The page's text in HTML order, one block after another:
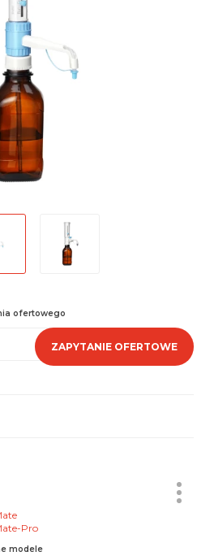
ofertowego
ZAPYTANIE OFERTOWE
Pro
modele